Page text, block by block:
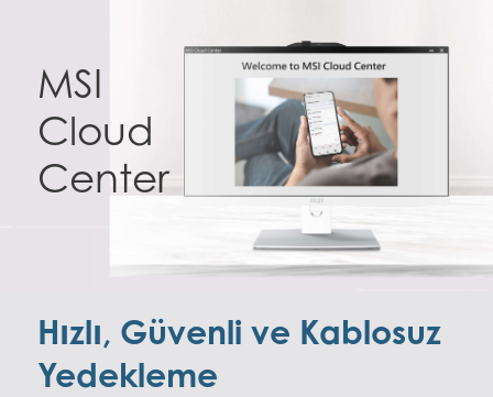
MSI
Cloud
Center
Hızlı, Güvenli ve Kablosuz
Yedekleme